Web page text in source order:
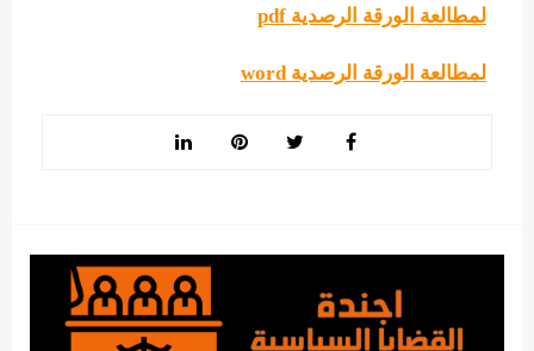
لمطالعة الورقة الرصدية pdf
لمطالعة الورقة الرصدية word